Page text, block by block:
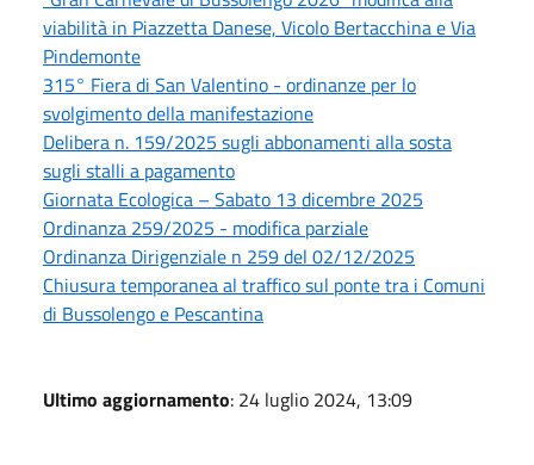
viabilità in Piazzetta Danese, Vicolo Bertacchina e Via
Pindemonte
315° Fiera di San Valentino - ordinanze per lo
svolgimento della manifestazione
Delibera n. 159/2025 sugli abbonamenti alla sosta
sugli stalli a pagamento
Giornata Ecologica – Sabato 13 dicembre 2025
Ordinanza 259/2025 - modifica parziale
Ordinanza Dirigenziale n 259 del 02/12/2025
Chiusura temporanea al traffico sul ponte tra i Comuni
di Bussolengo e Pescantina
Ultimo aggiornamento: 24 luglio 2024, 13:09